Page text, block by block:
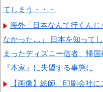
てしまう・・・
海外「日本なんて行くんじ
なかった…」 日本を知ってし
まったディズニー信者、帰国
『本家』に失望する事態に
【画像】絵師「印刷会社に